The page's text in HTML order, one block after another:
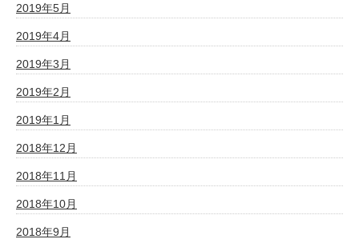
2019年5月
2019年4月
2019年3月
2019年2月
2019年1月
2018年12月
2018年11月
2018年10月
2018年9月